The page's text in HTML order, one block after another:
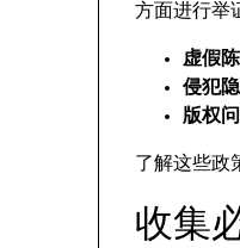
方面进行举
虚假陈
侵犯隐
版权问
了解这些政
收集